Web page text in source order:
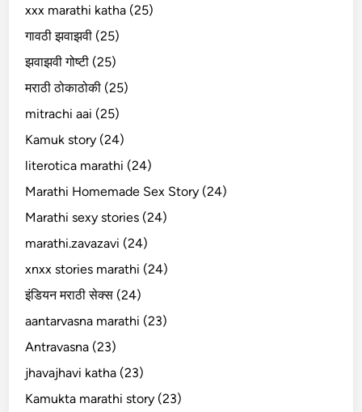
xxx marathi katha (25)
गावठी झवाझवी (25)
झवाझवी गोष्टी (25)
मराठी ठोकाठोकी (25)
mitrachi aai (25)
Kamuk story (24)
literotica marathi (24)
Marathi Homemade Sex Story (24)
Marathi sexy stories (24)
marathi.zavazavi (24)
xnxx stories marathi (24)
इंडियन मराठी सेक्स (24)
aantarvasna marathi (23)
Antravasna (23)
jhavajhavi katha (23)
Kamukta marathi story (23)